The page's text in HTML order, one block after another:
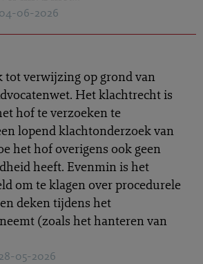
06-2026
verwijzing op grond van
Het klachtrecht is
hof te verzoeken te
lopend klachtonderzoek van
het hof overigens ook geen
heeft. Evenmin is het
om te klagen over procedurele
deken tijdens het
(zoals het hanteren van
05-2026